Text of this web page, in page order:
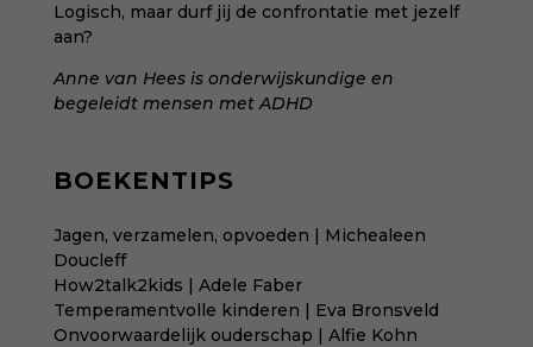
Logisch, maar durf jij de confrontatie met jezelf
aan?
Anne van Hees is onderwijskundige en
begeleidtmensen met ADHD
BOEKENTIPS
Jagen, verzamelen, opvoeden | Michealeen
Doucleff
How2talk2kids | Adele Faber
Temperamentvolle kinderen | Eva Bronsveld
Onvoorwaardelijk ouderschap | Alfie Kohn